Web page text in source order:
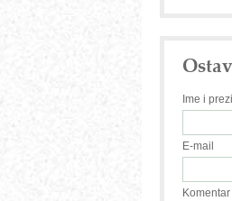
Ime i
E-mail
Komentar